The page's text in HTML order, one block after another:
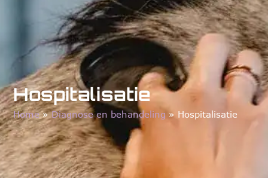
Hospitalisatie
Home»Diagnose en behandeling » Hospitalisatie